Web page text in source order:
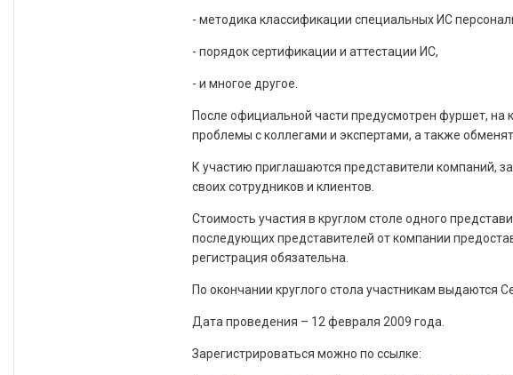
- методика классификации специальных ИС
- порядок сертификации и аттестации ИС,
- и многое другое.
После официальной части предусмотрен фуршет,
проблемы с коллегами и экспертами, а также
К участию приглашаются представители компаний,
своих сотрудников и клиентов.
Стоимость участия в круглом столе одного
последующих представителей от компании
регистрация обязательна.
По окончании круглого стола участникам выдаются
Дата проведения – 12 февраля 2009 года.
Зарегистрироваться можно по ссылке: